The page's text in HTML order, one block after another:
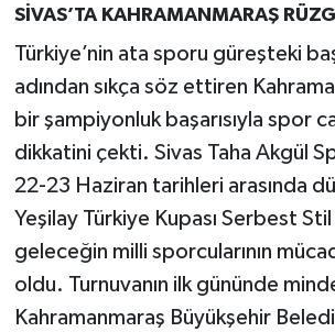
SİVAS’TA KAHRAMANMARAŞ
Türkiye’nin ata sporu güreşteki
adından sıkça söz ettiren
bir şampiyonluk başarısıyla spor
dikkatini çekti. Sivas Taha Akgül
22-23 Haziran tarihleri arasında
Yeşilay Türkiye Kupası Serbest
geleceğin milli sporcularının
oldu. Turnuvanın ilk gününde
Kahramanmaraş Büyükşehir
Yaşam
KAHRAMANMARAŞ